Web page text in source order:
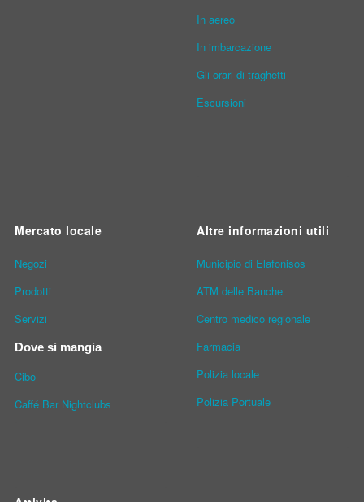
In aereo
In imbarcazione
Gli orari di traghetti
Escursioni
Mercato locale
Νegozi
Prodotti
Servizi
Dove si mangia
Cibo
Caffé Bar Nightclubs
Altre informazioni utili
Municipio di Elafonisos
ATM delle Banche
Centro medico regionale
Farmacia
Polizia locale
Polizia Portuale